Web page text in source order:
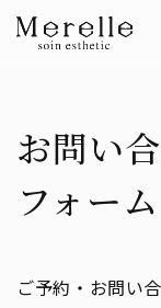
お問い
フォーム
ご予約・お問い